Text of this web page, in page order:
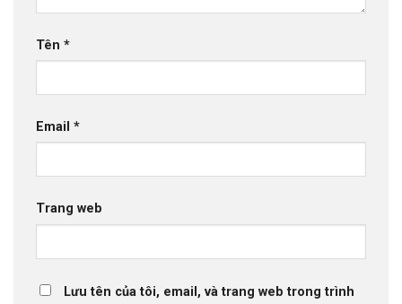
Tên *
Email *
Trang web
Lưu tên của tôi, email, và trang web trong trình